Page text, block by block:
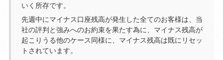
いく所存です。
先週中にマイナス口座残高が発生した全てのお客様は、当
社の評判と強みへのお約束を果たす為に、マイナス残高が
起こりうる他のケース同様に、マイナス残高は既にリセッ
トされています。